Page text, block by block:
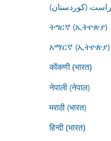
(کوردستان)
ትግርኛ (ኢትዮጵያ)
አማርኛ (ኢትዮጵያ)
कोंकणी (भारत)
नेपाली (नेपाल)
मराठी (भारत)
हिन्दी (भारत)